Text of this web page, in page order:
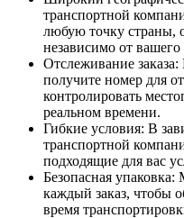
транспортной
любую точку страны,
независимо от
Отслеживание
получите номер для
контролировать
реальном времени.
Гибкие условия: В
транспортной
подходящие для вас
Безопасная
каждый заказ, чтобы
время